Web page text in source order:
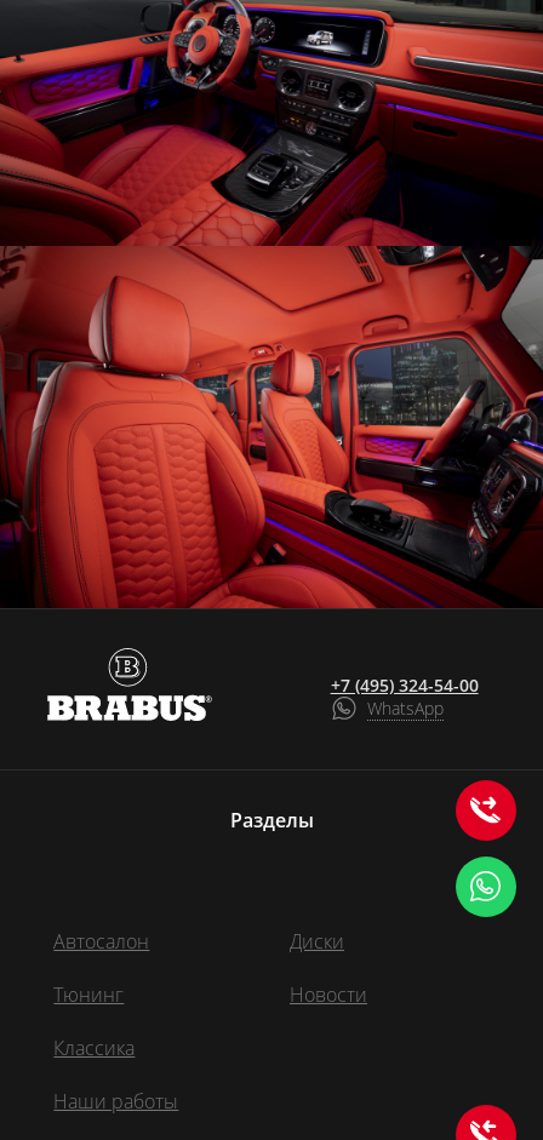
+7 (495) 324-54-00
WhatsApp
Разделы
Автосалон
Тюнинг
Классика
Наши работы
Диски
Новости